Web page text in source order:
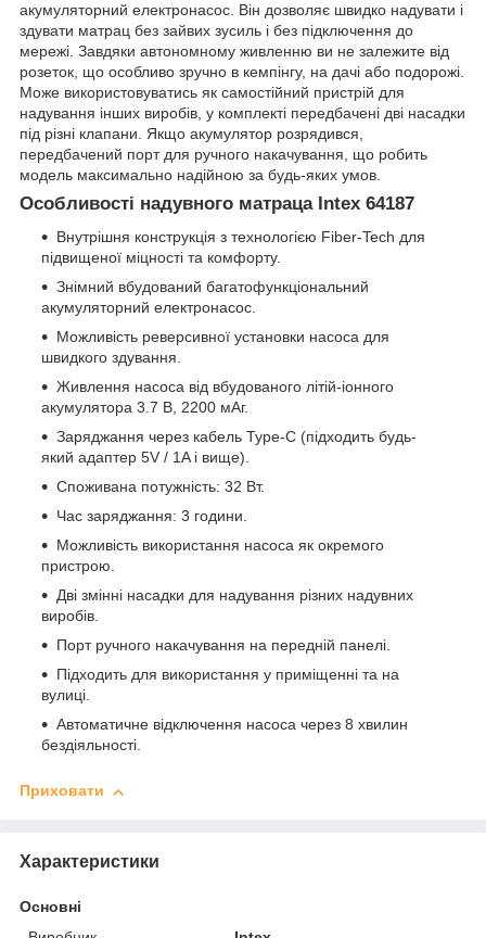
акумуляторний електронасос. Він дозволяє швидко надувати і
здувати матрац без зайвих зусиль і без підключення до
мережі. Завдяки автономному живленню ви не залежите від
розеток, що особливо зручно в кемпінгу, на дачі або подорожі.
Може використовуватись як самостійний пристрій для
надування інших виробів, у комплекті передбачені дві насадки
під різні клапани. Якщо акумулятор розрядився,
передбачений порт для ручного накачування, що робить
модель максимально надійною за будь-яких умов.
Особливості надувного матраца Intex 64187
Внутрішня конструкція з технологією Fiber-Tech для
підвищеної міцності та комфорту.
Знімний вбудований багатофункціональний
акумуляторний електронасос.
Можливість реверсивної установки насоса для
швидкого здування.
Живлення насоса від вбудованого літій-іонного
акумулятора 3.7 В, 2200 мАг.
Заряджання через кабель Type-C (підходить будь-
який адаптер 5V / 1A і вище).
Споживана потужність: 32 Вт.
Час заряджання: 3 години.
Можливість використання насоса як окремого
пристрою.
Дві змінні насадки для надування різних надувних
виробів.
Порт ручного накачування на передній панелі.
Підходить для використання у приміщенні та на
вулиці.
Автоматичне відключення насоса через 8 хвилин
бездіяльності.
Приховати
Характеристики
Основні